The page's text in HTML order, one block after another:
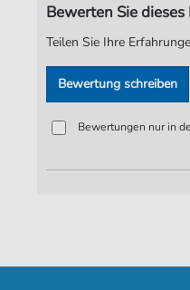
Bewerten Sie
Teilen Sie Ihre
Bewertung schreiben
Bewertungen nur in